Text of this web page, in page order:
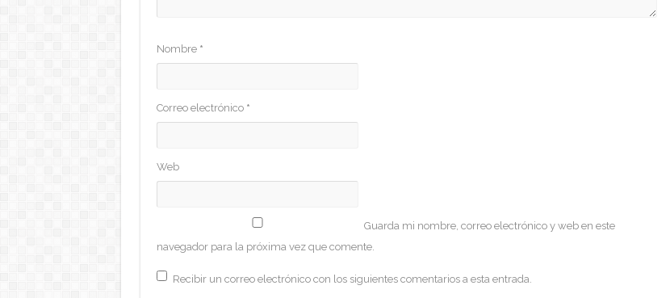
Nombre *
Correo electrónico *
Web
Guarda mi nombre, correo electrónico y web en este
navegador para la próxima vez que comente.
Recibir un correo electrónico con los siguientes comentarios a esta entrada.